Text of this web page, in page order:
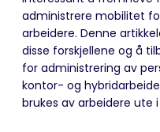
administrere mobilitet
arbeidere. Denne
disse forskjellene og å
for administrering av
kontor- og
brukes av arbeidere ute